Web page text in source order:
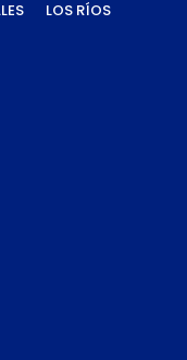
LOS RÍOS